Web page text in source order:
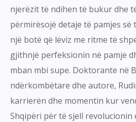
njerëzit të ndihen të bukur dhe
përmirësojë detaje të pamjes së
një botë që lëviz me ritme të
gjithnjë perfeksionin në pamje
mban mbi supe. Doktorante në
ndërkombëtare dhe autore,
karrierën dhe momentin kur
Shqipëri për të sjell revolucionin